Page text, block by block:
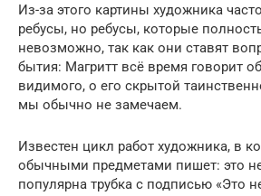
Из-за этого картины художника
ребусы, но ребусы, которые
невозможно, так как они ставят
бытия: Магритт всё время говорит
видимого, о его скрытой
мы обычно не замечаем.
Известен цикл работ художника, в
обычными предметами пишет: это
популярна трубка с подписью «Это